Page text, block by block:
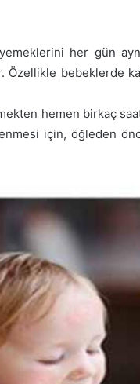
her gün
Özellikle bebeklerde
hemen birkaç
için, öğleden